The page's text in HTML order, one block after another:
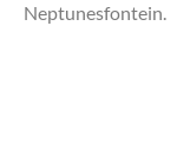
Neptunesfontein.